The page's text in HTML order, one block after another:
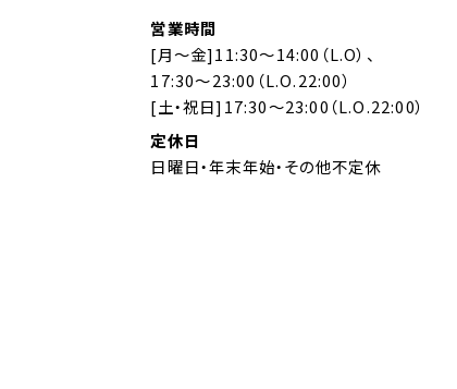
営業時間
[月～金]11:30～14:00（L.O）、
17:30～23:00（L.O.22:00）
[土・祝日]17:30～23:00（L.O.22:00）
定休日
日曜日・年末年始・その他不定休